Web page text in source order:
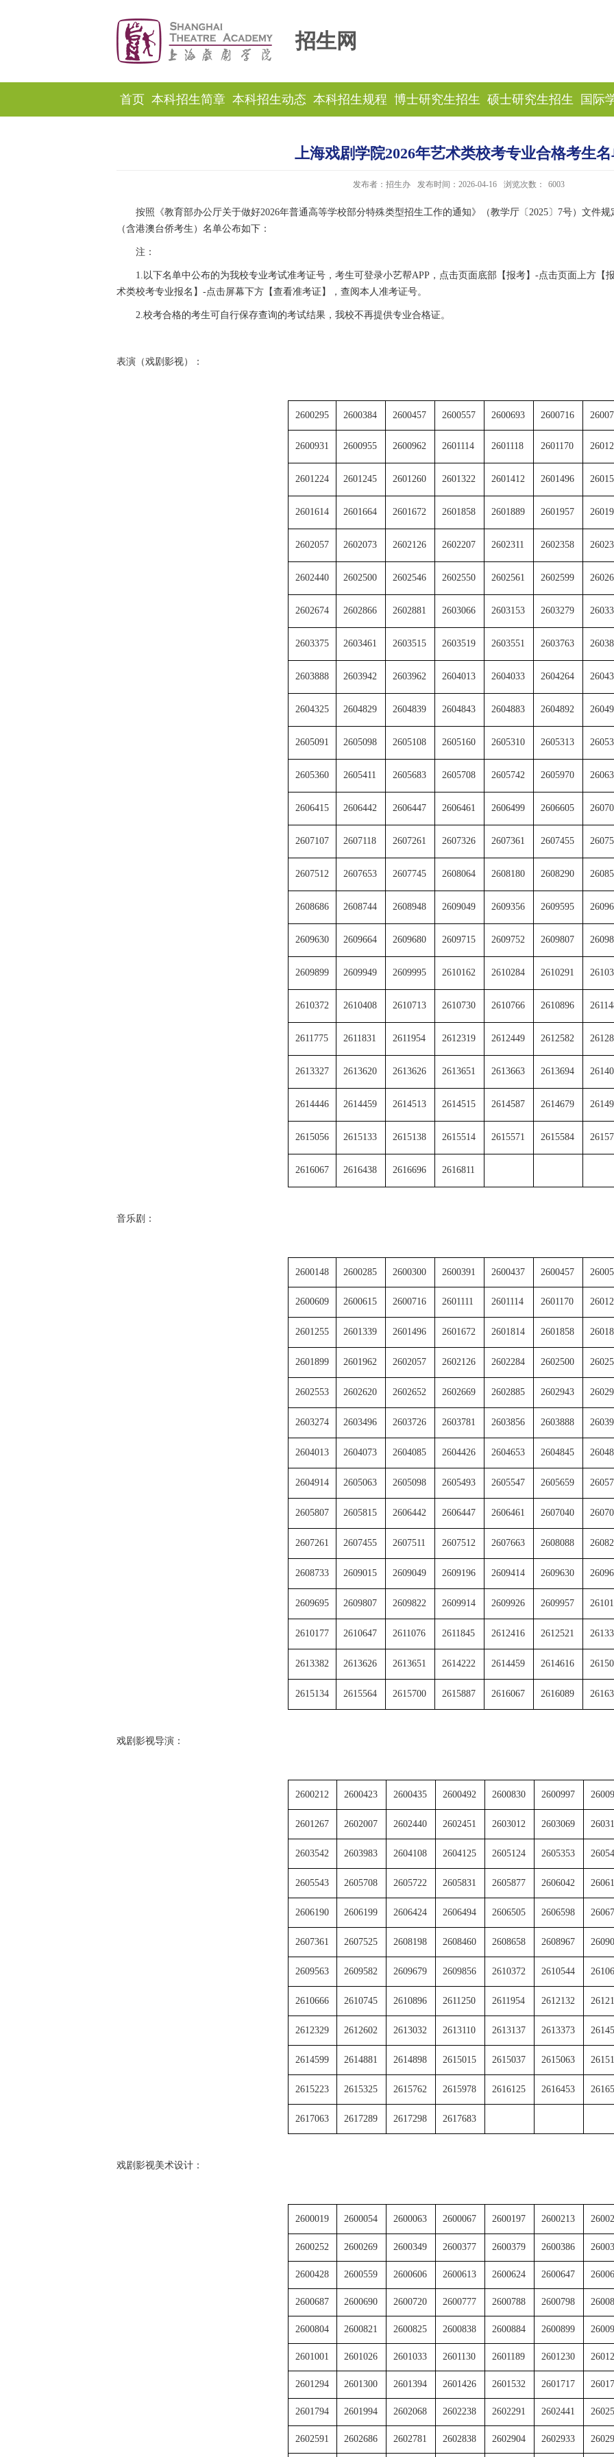
招生网
首页 本科招生简章 本科招生动态 本科招生规程 博士研究生招生 硕士研究生招生 国际
上海戏剧学院2026年艺术类校考专业合格考生
发布者：招生办 发布时间：2026-04-16 浏览次数： 6003
按照《教育部办公厅关于做好2026年普通高等学校部分特殊类型招生工作的通知》（教学厅〔2025〕7号）文件
（含港澳台侨考生）名单公布如下：
注：
1.以下名单中公布的为我校专业考试准考证号，考生可登录小艺帮APP，点击页面底部【报考】-点击页面上方【
术类校考专业报名】-点击屏幕下方【查看准考证】，查阅本人准考证号。
2.校考合格的考生可自行保存查询的考试结果，我校不再提供专业合格证。
表演（戏剧影视）：
2600295 2600384 2600457 2600557 2600693 2600716
2600931 2600955 2600962 2601114 2601118 2601170
2601224 2601245 2601260 2601322 2601412 2601496
2601614 2601664 2601672 2601858 2601889 2601957
2602057 2602073 2602126 2602207 2602311 2602358
2602440 2602500 2602546 2602550 2602561 2602599
2602674 2602866 2602881 2603066 2603153 2603279
2603375 2603461 2603515 2603519 2603551 2603763
2603888 2603942 2603962 2604013 2604033 2604264
2604325 2604829 2604839 2604843 2604883 2604892
2605091 2605098 2605108 2605160 2605310 2605313
2605360 2605411 2605683 2605708 2605742 2605970
2606415 2606442 2606447 2606461 2606499 2606605
2607107 2607118 2607261 2607326 2607361 2607455
2607512 2607653 2607745 2608064 2608180 2608290
2608686 2608744 2608948 2609049 2609356 2609595
2609630 2609664 2609680 2609715 2609752 2609807
2609899 2609949 2609995 2610162 2610284 2610291
2610372 2610408 2610713 2610730 2610766 2610896
2611775 2611831 2611954 2612319 2612449 2612582
2613327 2613620 2613626 2613651 2613663 2613694
2614446 2614459 2614513 2614515 2614587 2614679
2615056 2615133 2615138 2615514 2615571 2615584
2616067 2616438 2616696 2616811
音乐剧：
2600148 2600285 2600300 2600391 2600437 2600457
2600609 2600615 2600716 2601111 2601114 2601170
2601255 2601339 2601496 2601672 2601814 2601858
2601899 2601962 2602057 2602126 2602284 2602500
2602553 2602620 2602652 2602669 2602885 2602943
2603274 2603496 2603726 2603781 2603856 2603888
2604013 2604073 2604085 2604426 2604653 2604845
2604914 2605063 2605098 2605493 2605547 2605659
2605807 2605815 2606442 2606447 2606461 2607040
2607261 2607455 2607511 2607512 2607663 2608088
2608733 2609015 2609049 2609196 2609414 2609630
2609695 2609807 2609822 2609914 2609926 2609957
2610177 2610647 2611076 2611845 2612416 2612521
2613382 2613626 2613651 2614222 2614459 2614616
2615134 2615564 2615700 2615887 2616067 2616089
戏剧影视导演：
2600212 2600423 2600435 2600492 2600830 2600997
2601267 2602007 2602440 2602451 2603012 2603069
2603542 2603983 2604108 2604125 2605124 2605353
2605543 2605708 2605722 2605831 2605877 2606042
2606190 2606199 2606424 2606494 2606505 2606598
2607361 2607525 2608198 2608460 2608658 2608967
2609563 2609582 2609679 2609856 2610372 2610544
2610666 2610745 2610896 2611250 2611954 2612132
2612329 2612602 2613032 2613110 2613137 2613373
2614599 2614881 2614898 2615015 2615037 2615063
2615223 2615325 2615762 2615978 2616125 2616453
2617063 2617289 2617298 2617683
戏剧影视美术设计：
2600019 2600054 2600063 2600067 2600197 2600213
2600252 2600269 2600349 2600377 2600379 2600386
2600428 2600559 2600606 2600613 2600624 2600647
2600687 2600690 2600720 2600777 2600788 2600798
2600804 2600821 2600825 2600838 2600884 2600899
2601001 2601026 2601033 2601130 2601189 2601230
2601294 2601300 2601394 2601426 2601532 2601717
2601794 2601994 2602068 2602238 2602291 2602441
2602591 2602686 2602781 2602838 2602904 2602933